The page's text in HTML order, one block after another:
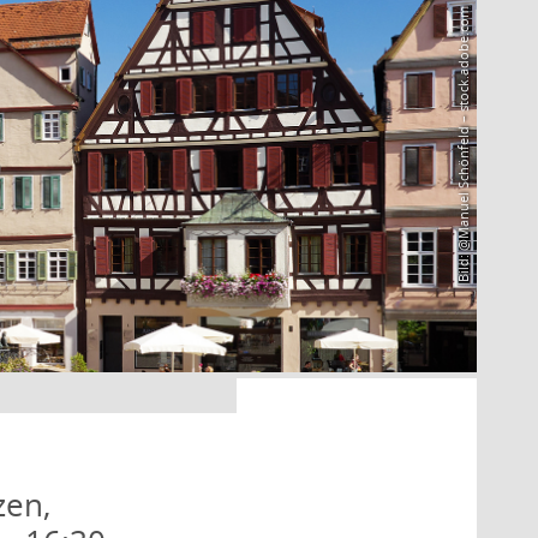
Bild: @Manuel Schönfeld – stock.adobe.com